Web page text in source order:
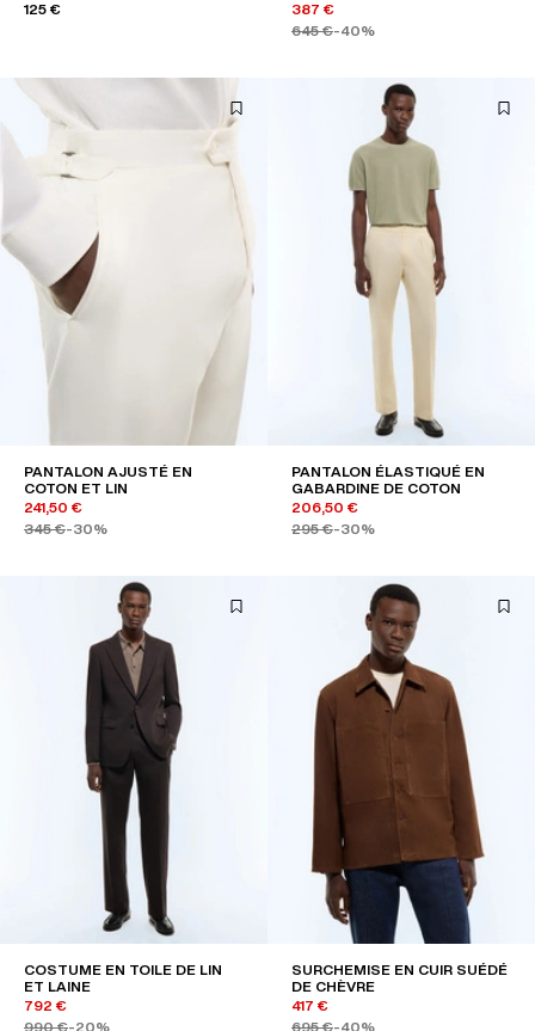
125 €
387 €
645 €-40%
PANTALON AJUSTÉ EN
COTON ET LIN
241,50 €
345 €-30%
PANTALON ÉLASTIQUÉ EN
GABARDINE DE COTON
206,50 €
295 €-30%
COSTUME EN TOILE DE LIN
ET LAINE
792 €
990 €-20%
SURCHEMISE EN CUIR SUÉDÉ
DE CHÈVRE
417 €
695 €-40%